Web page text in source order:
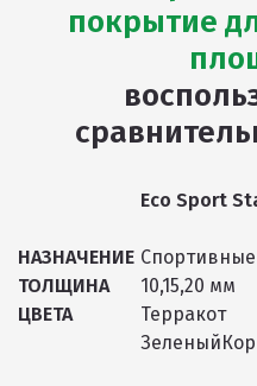
покрытие
Eco Sport
НАЗНАЧЕНИЕ
ТОЛЩИНА
10,15,20 мм
ЦВЕТА
Терракот